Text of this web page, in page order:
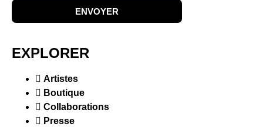
ENVOYER
EXPLORER
Artistes
Boutique
Collaborations
Presse